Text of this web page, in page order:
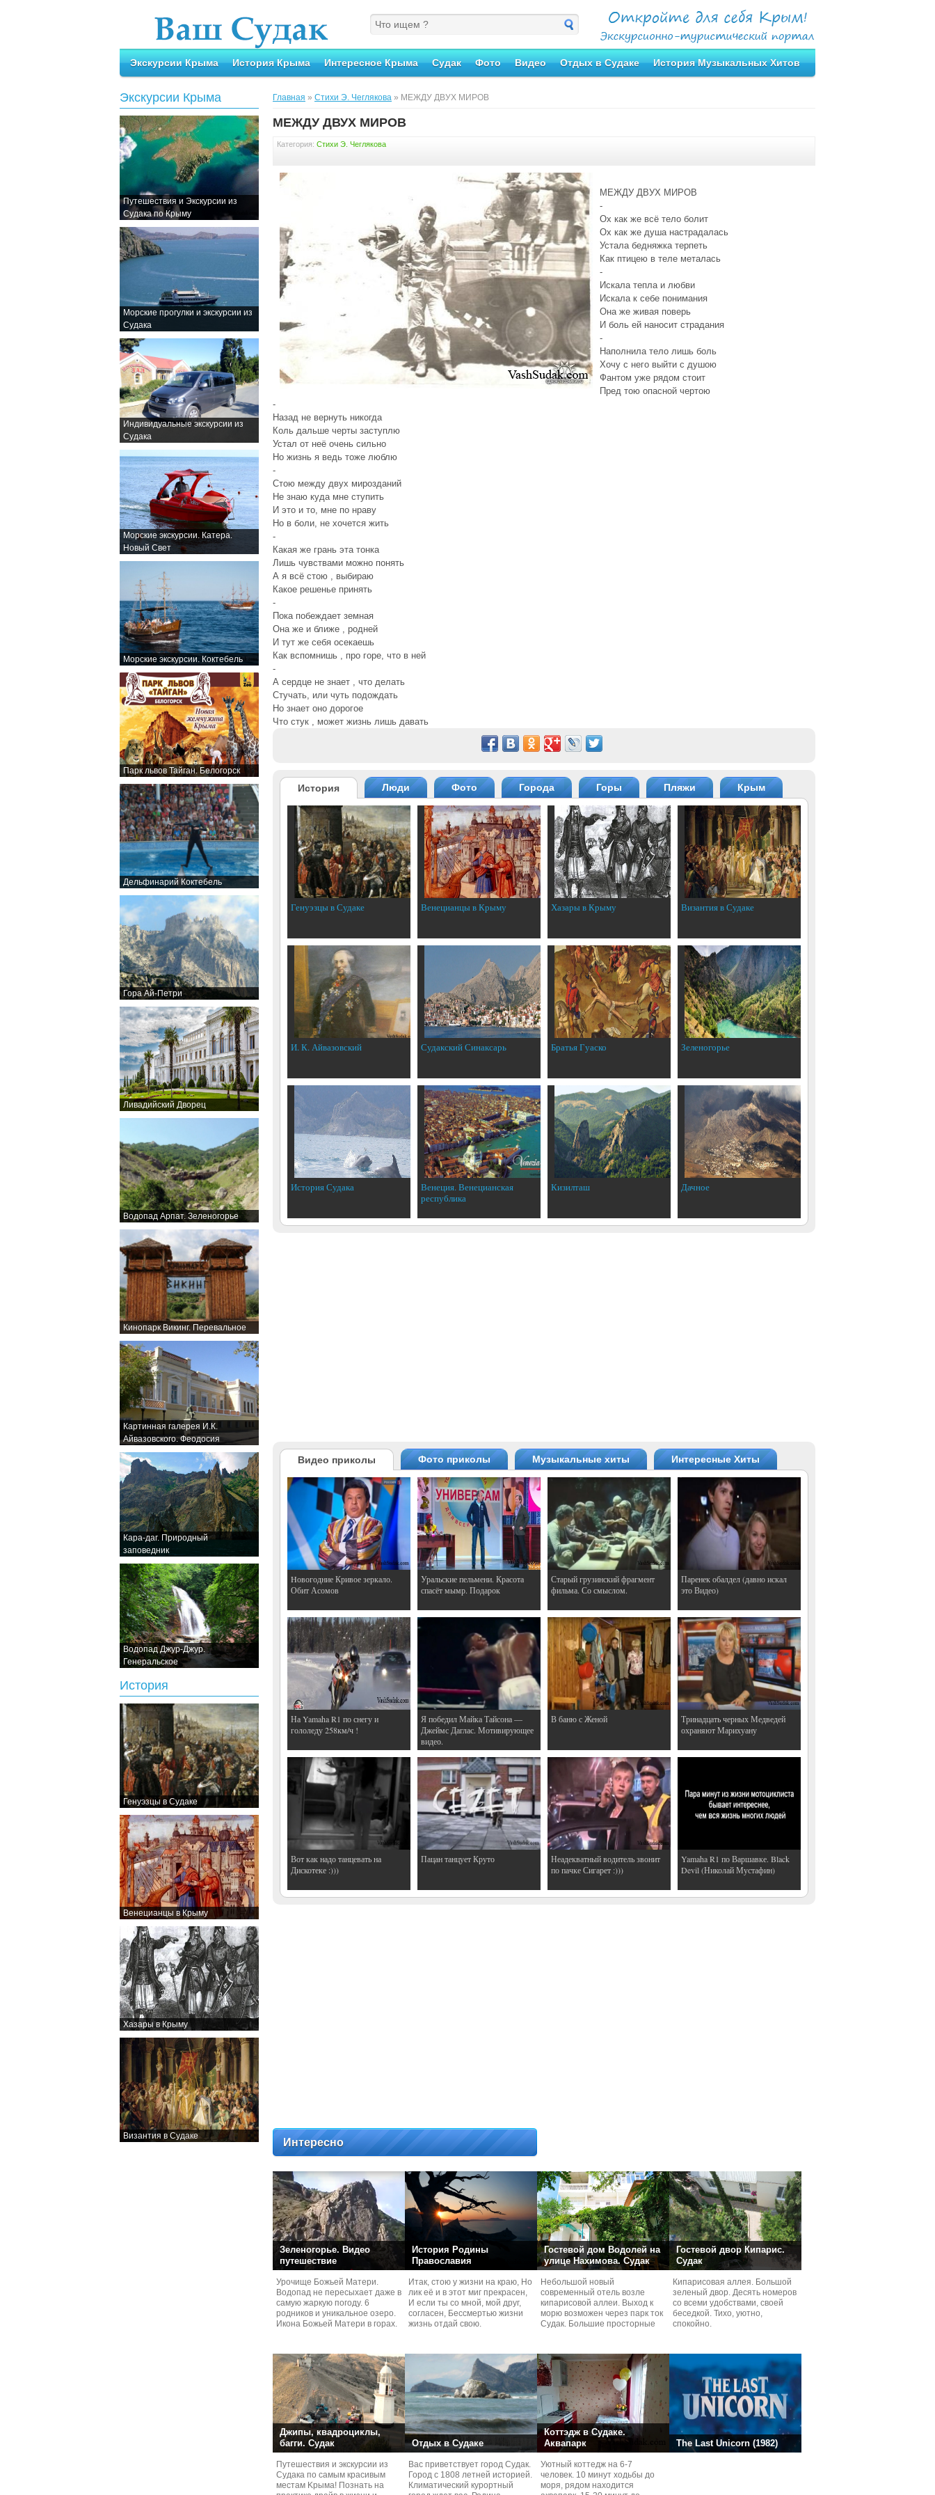
Экскурсии Крыма История Крыма Интересное Крыма Судак Фото Видео Отдых в Судаке История Музыкальных Хитов
Экскурсии Крыма
Путешествия и Экскурсии из
Судака по Крыму
Морские прогулки и экскурсии из
Судака
Индивидуальные экскурсии из
Судака
Морские экскурсии. Катера.
Новый Свет
Морские экскурсии. Коктебель
Парк львов Тайган. Белогорск
Дельфинарий Коктебель
Гора Ай-Петри
Ливадийский Дворец
Водопад Арпат. Зеленогорье
Кинопарк Викинг. Перевальное
Картинная галерея И.К.
Айвазовского. Феодосия
Кара-даг. Природный
заповедник
Водопад Джур-Джур.
Генеральское
История
Генуэзцы в Судаке
Венецианцы в Крыму
Хазары в Крыму
Византия в Судаке
Главная » Стихи Э. Чеглякова » МЕЖДУ ДВУХ МИРОВ
МЕЖДУ ДВУХ МИРОВ
Категория: Стихи Э. Чеглякова
МЕЖДУ ДВУХ МИРОВ
-
Ох как же всё тело болит
Ох как же душа настрадалась
Устала бедняжка терпеть
Как птицею в теле металась
-
Искала тепла и любви
Искала к себе понимания
Она же живая поверь
И боль ей наносит страдания
-
Наполнила тело лишь боль
Хочу с него выйти с душою
Фантом уже рядом стоит
Пред тою опасной чертою
-
Назад не вернуть никогда
Коль дальше черты заступлю
Устал от неё очень сильно
Но жизнь я ведь тоже люблю
-
Стою между двух мирозданий
Не знаю куда мне ступить
И это и то, мне по нраву
Но в боли, не хочется жить
-
Какая же грань эта тонка
Лишь чувствами можно понять
А я всё стою , выбираю
Какое решенье принять
-
Пока побеждает земная
Она же и ближе , родней
И тут же себя осекаешь
Как вспомнишь , про горе, что в ней
-
А сердце не знает , что делать
Стучать, или чуть подождать
Но знает оно дорогое
Что стук , может жизнь лишь давать
История Люди Фото Города Горы Пляжи Крым
Генуэзцы в Судаке Венецианцы в Крыму Хазары в Крыму Византия в Судаке
И. К. Айвазовский Судакский Синаксарь Братья Гуаско Зеленогорье
История Судака
Венеция. Венецианская
республика
Кизилташ Дачное
Видео приколы Фото приколы Музыкальные хиты Интересные Хиты
Hовогодние Кривое зеркало.
Обит Асомов
Уральские пельмени. Красота
спасёт мымр. Подарок
Старый грузинский фрагмент
фильма. Со смыслом.
Паренек обалдел (давно искал
это Видео)
На Yamaha R1 по снегу и
гололеду 258км/ч !
Я победил Майка Тайсона —
Джеймс Даглас. Мотивирующее
видео.
В баню с Женой
Тринадцать черных Медведей
охраняют Марихуану
Вот как надо танцевать на
Дискотеке :)))
Пацан танцует Круто
Неадекватный водитель звонит
по пачке Сигарет :)))
Yamaha R1 по Варшавке. Black
Devil (Николай Мустафин)
Интересно
Зеленогорье. Видео
путешествие
Урочище Божьей Матери.
Водопад не пересыхает даже в
самую жаркую погоду. 6
родников и уникальное озеро.
Икона Божьей Матери в горах.
История Родины
Православия
Итак, стою у жизни на краю, Но
лик её и в этот миг прекрасен,
И если ты со мной, мой друг,
согласен, Бессмертью жизни
жизнь отдай свою.
Гостевой дом Водолей на
улице Нахимова. Судак
Небольшой новый
современный отель возле
кипарисовой аллеи. Выход к
морю возможен через парк ток
Судaк. Большие просторные
Гостевой двор Кипарис.
Судак
Кипарисовая аллея. Большой
зеленый двор. Десять номеров
со всеми удобствами, своей
беседкой. Тихо, уютно,
спокойно.
Джипы, квадроциклы,
багги. Судак
Путешествия и экскурcии из
Судaка по самым красивым
местам Kрыма! Познать на
Отдых в Судаке
Вас приветствует город Судак.
Город с 1808 летней историей.
Климатический курортный
Коттэдж в Судаке.
Аквапарк
Уютный коттедж на 6-7
человек. 10 минут ходьбы до
моря, рядом находится
The Last Unicorn (1982)